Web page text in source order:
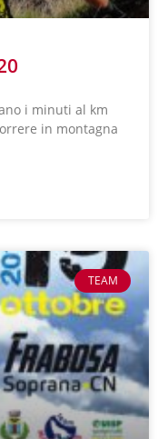
i minuti al km
in montagna
TEAM